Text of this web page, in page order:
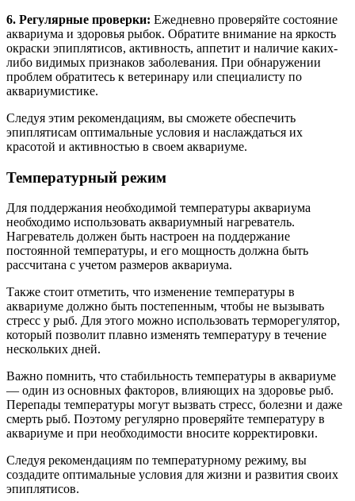
6. Регулярные проверки: Ежедневно проверяйте состояние
аквариума и здоровья рыбок. Обратите внимание на яркость
окраски эпиплятисов, активность, аппетит и наличие каких-
либо видимых признаков заболевания. При обнаружении
проблем обратитесь к ветеринару или специалисту по
аквариумистике.
Следуя этим рекомендациям, вы сможете обеспечить
эпиплятисам оптимальные условия и наслаждаться их
красотой и активностью в своем аквариуме.
Температурный режим
Для поддержания необходимой температуры аквариума
необходимо использовать аквариумный нагреватель.
Нагреватель должен быть настроен на поддержание
постоянной температуры, и его мощность должна быть
рассчитана с учетом размеров аквариума.
Также стоит отметить, что изменение температуры в
аквариуме должно быть постепенным, чтобы не вызывать
стресс у рыб. Для этого можно использовать терморегулятор,
который позволит плавно изменять температуру в течение
нескольких дней.
Важно помнить, что стабильность температуры в аквариуме
— один из основных факторов, влияющих на здоровье рыб.
Перепады температуры могут вызвать стресс, болезни и даже
смерть рыб. Поэтому регулярно проверяйте температуру в
аквариуме и при необходимости вносите корректировки.
Следуя рекомендациям по температурному режиму, вы
создадите оптимальные условия для жизни и развития своих
эпиплятисов.